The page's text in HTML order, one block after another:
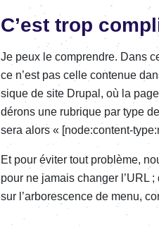
C’est trop
Je peux le comprendre. Dans
ce n’est pas celle conte­­nue
sique de site Drupal, où la
dé­rons une rubrique par type
sera alors « [node:content-
Et pour éviter tout problème,
pour ne jamais chan­­ger l’URL
sur l’ar­­bo­­res­­cence de menu,